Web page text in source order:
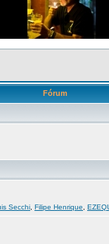
Fórum
Secchi Filipe Henrique